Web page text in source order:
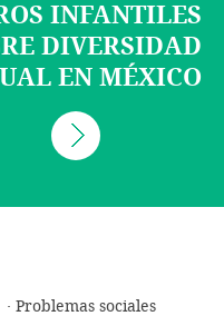
INFANTILES
DIVERSIDAD
EN MÉXICO
Problemas sociales